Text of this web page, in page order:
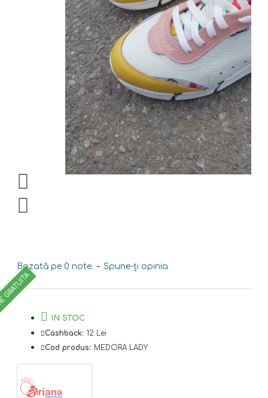
Bazată pe 0 note. - Spune-ţi opinia
IN STOC
Cashback: 12 Lei
Cod produs: MEDORA LADY